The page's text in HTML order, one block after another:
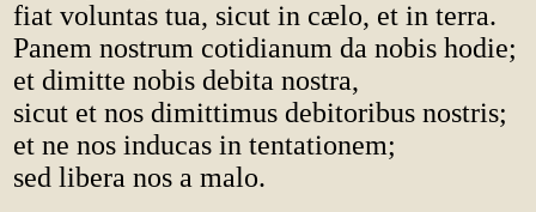
fiat voluntas tua, sicut in cælo, et in terra.
Panem nostrum cotidianum da nobis hodie;
et dimitte nobis debita nostra,
sicut et nos dimittimus debitoribus nostris;
et ne nos inducas in tentationem;
sed libera nos a malo.